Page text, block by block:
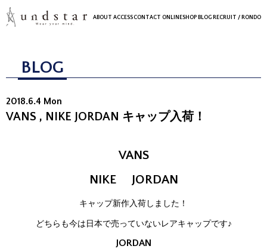
ABOUT ACCESSCONTACT ONLINESHOP BLOG RECRUIT / RONDO
BLOG
2018.6.4 Mon
VANS , NIKE JORDAN キャップ入荷！
VANS
NIKE JORDAN
キャップ新作入荷しました！
どちらも今は日本で売っていないレアキャップです♪
JORDAN